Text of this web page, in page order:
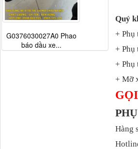
Quý
+ Phụ
+ Phụ
+ Phụ
+ Mỡ
Hàng
G0376030027A0 Phao
báo dầu xe...